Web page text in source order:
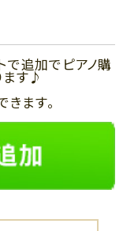
で追加でピアノ購
ます♪
ます。